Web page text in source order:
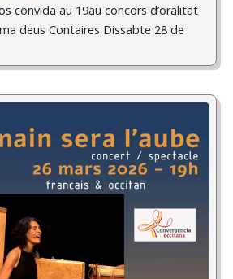
convida au 19au concors d’oralitat
deus Contaires Dissabte 28 de